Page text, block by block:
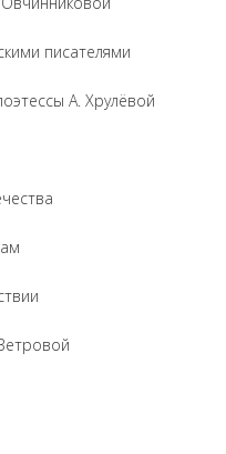
писателями
А. Хрулёвой